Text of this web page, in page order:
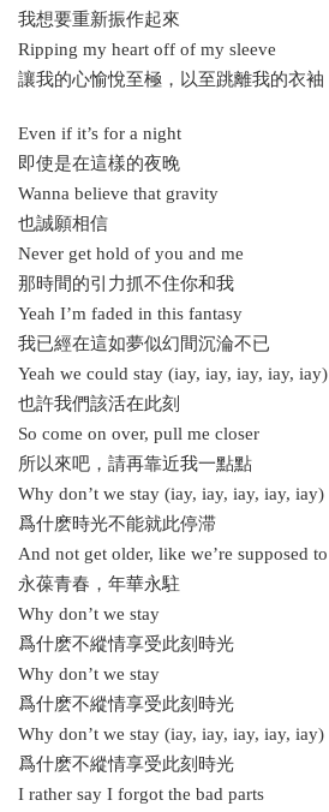
我想要重新振作起來
Ripping my heart off of my sleeve
讓我的心愉悅至極，以至跳離我的衣袖
Even if it’s for a night
即使是在這樣的夜晚
Wanna believe that gravity
也誠願相信
Never get hold of you and me
那時間的引力抓不住你和我
Yeah I’m faded in this fantasy
我已經在這如夢似幻間沉淪不已
Yeah we could stay (iay, iay, iay, iay, iay)
也許我們該活在此刻
So come on over, pull me closer
所以來吧，請再靠近我一點點
Why don’t we stay (iay, iay, iay, iay, iay)
爲什麽時光不能就此停滞
And not get older, like we’re supposed to
永葆青春，年華永駐
Why don’t we stay
爲什麽不縱情享受此刻時光
Why don’t we stay
爲什麽不縱情享受此刻時光
Why don’t we stay (iay, iay, iay, iay, iay)
爲什麽不縱情享受此刻時光
I rather say I forgot the bad parts